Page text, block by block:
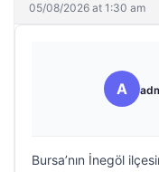
05/08/2026 at 1:30 am
A
Bursa’nın İnegöl